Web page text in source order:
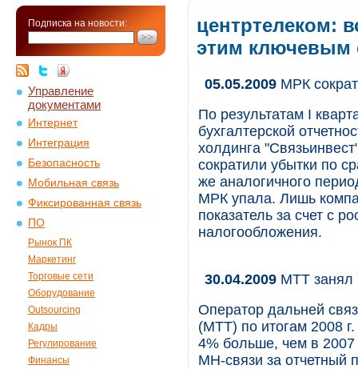
Подписка на новости:
Управление
документами
Интернет
Интеграция
Безопасность
Мобильная связь
Фиксированная связь
ПО
Рынок ПК
Маркетинг
Торговые сети
Оборудование
Outsourcing
Кадры
Регулирование
Финансы
центртелеком:
этим ключевым
05.05.2009 МРК
По результатам I
бухгалтерской
холдинга
сократили убытки по
же аналогичного
МРК упала. Лишь
показатель за счет с
налогообложения.
30.04.2009 МТТ занял
Оператор дальней
(МТТ) по итогам 2008
4% больше, чем в
МН-связи за отчетный